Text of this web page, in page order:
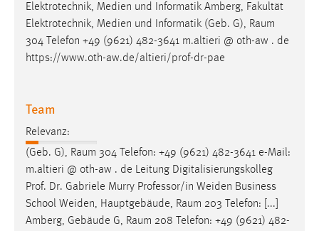
Elektrotechnik, Medien und Informatik Amberg, Fakultät
Elektrotechnik, Medien und Informatik (Geb. G), Raum
304 Telefon +49 (9621) 482-3641 m.altieri @ oth-aw . de
https://www.oth-aw.de/altieri/prof-dr-pae
Team
Relevanz:
(Geb. G), Raum 304 Telefon: +49 (9621) 482-3641 e-Mail:
m.altieri @ oth-aw . de Leitung Digitalisierungskolleg
Prof. Dr. Gabriele Murry Professor/in Weiden Business
School Weiden, Hauptgebäude, Raum 203 Telefon: [...]
Amberg, Gebäude G, Raum 208 Telefon: +49 (9621) 482-